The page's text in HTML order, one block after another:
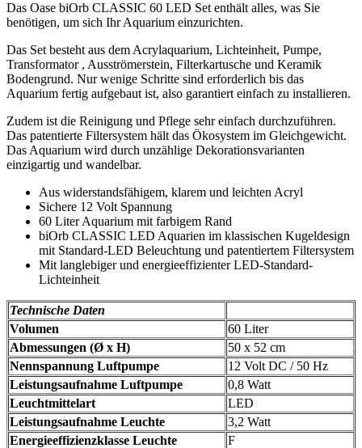
Das Oase biOrb CLASSIC 60 LED Set enthält alles, was Sie
benötigen, um sich Ihr Aquarium einzurichten.
Das Set besteht aus dem Acrylaquarium, Lichteinheit, Pumpe,
Transformator , Ausströmerstein, Filterkartusche und Keramik
Bodengrund. Nur wenige Schritte sind erforderlich bis das
Aquarium fertig aufgebaut ist, also garantiert einfach zu installieren.
Zudem ist die Reinigung und Pflege sehr einfach durchzuführen.
Das patentierte Filtersystem hält das Ökosystem im Gleichgewicht.
Das Aquarium wird durch unzählige Dekorationsvarianten
einzigartig und wandelbar.
Aus widerstandsfähigem, klarem und leichten Acryl
Sichere 12 Volt Spannung
60 Liter Aquarium mit farbigem Rand
biOrb CLASSIC LED Aquarien im klassischen Kugeldesign
mit Standard-LED Beleuchtung und patentiertem Filtersystem
Mit langlebiger und energieeffizienter LED-Standard-
Lichteinheit
Technische Daten
Volumen
60 Liter
Abmessungen (Ø x H)
50 x 52 cm
Nennspannung Luftpumpe
12 Volt DC / 50 Hz
Leistungsaufnahme Luftpumpe
0,8 Watt
Leuchtmittelart
LED
Leistungsaufnahme Leuchte
3,2 Watt
Energieeffizienzklasse Leuchte
F